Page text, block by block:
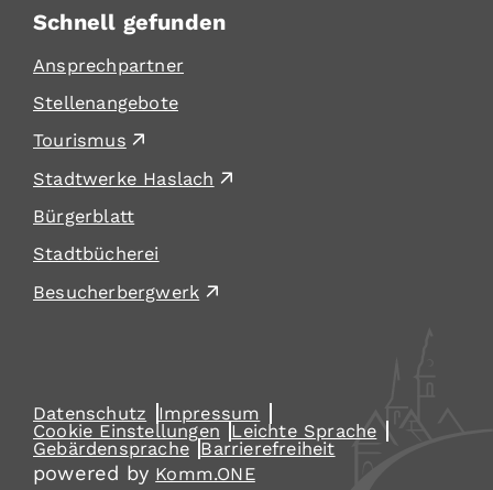
Schnell gefunden
Ansprechpartner
Stellenangebote
Tourismus
Stadtwerke Haslach
Bürgerblatt
Stadtbücherei
Besucherbergwerk
Datenschutz
Impressum
Cookie Einstellungen
Leichte Sprache
Gebärdensprache Barrierefreiheit
powered by Komm.ONE